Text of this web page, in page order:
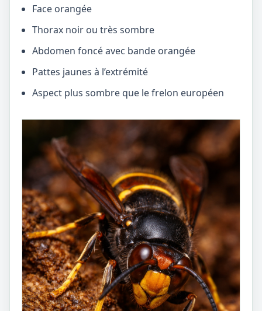
Face orangée
Thorax noir ou très sombre
Abdomen foncé avec bande orangée
Pattes jaunes à l’extrémité
Aspect plus sombre que le frelon européen